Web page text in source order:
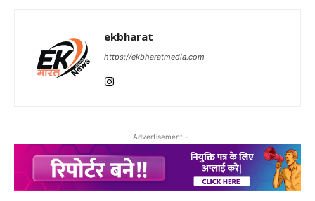
ekbharat
https://ekbharatmedia.com
- Advertisement -